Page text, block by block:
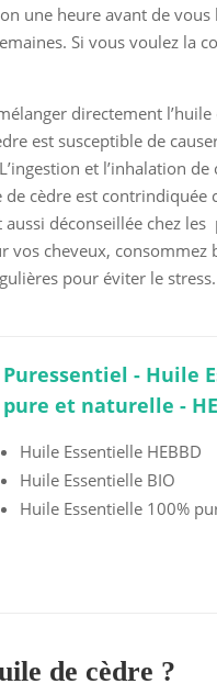
une heure avant de
Si vous voulez la
directement
est susceptible de
et l’inhalation
cèdre est
aussi déconseillée chez
vos cheveux,
pour éviter le stress.
Puressentiel - Huile
pure et naturelle -
Huile Essentielle HEBBD
Huile Essentielle BIO
Huile Essentielle 100%
de cèdre ?